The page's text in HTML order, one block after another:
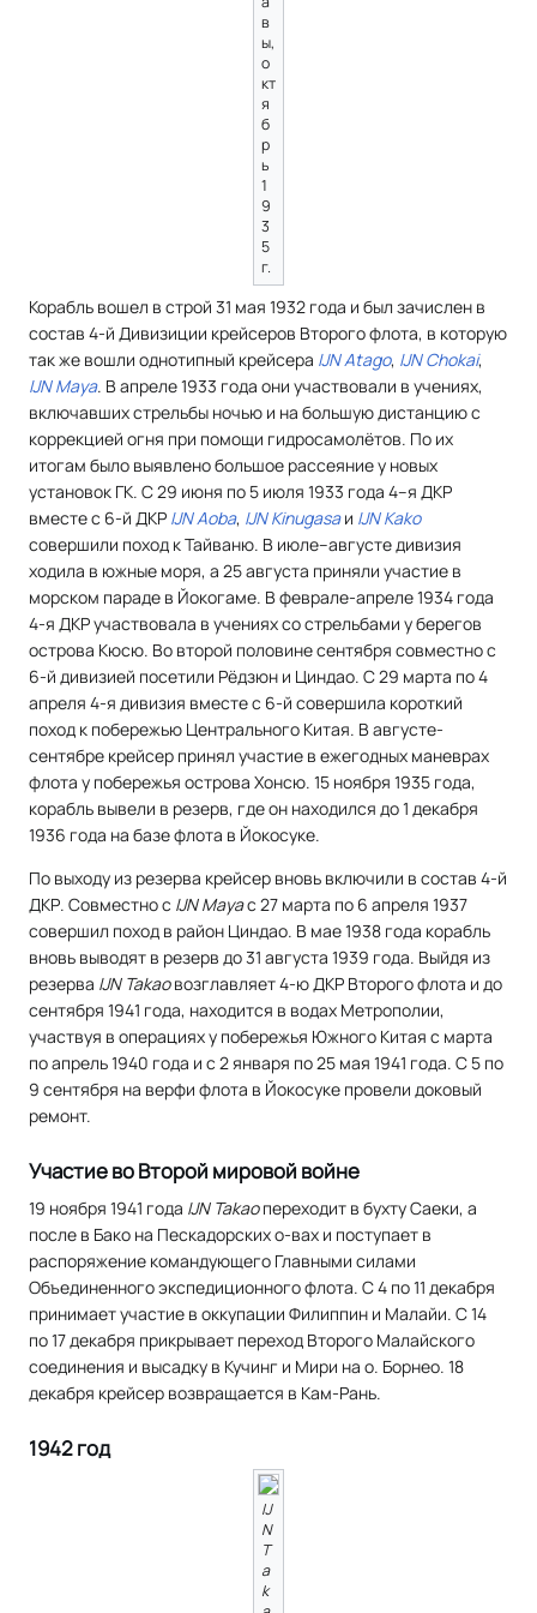
в
ы,
о
кт
я
б
р
ь
1
9
3
5
г.
Корабль вошел в строй 31 мая 1932 года и был зачислен в
состав 4-й Дивизиции крейсеров Второго флота, в которую
так же вошли однотипный крейсера IJN Atago, IJN Chokai,
IJN Maya. В апреле 1933 года они участвовали в учениях,
включавших стрельбы ночью и на большую дистанцию с
коррекцией огня при помощи гидросамолётов. По их
итогам было выявлено большое рассеяние у новых
установок ГК. С 29 июня по 5 июля 1933 года 4–я ДКР
вместе с 6-й ДКР IJN Aoba, IJN Kinugasaи IJN Kako
совершили поход к Тайваню. В июле–августе дивизия
ходила в южные моря, а 25 августа приняли участие в
морском параде в Йокогаме. В феврале-апреле 1934 года
4-я ДКР участвовала в учениях со стрельбами у берегов
острова Кюсю. Во второй половине сентября совместно с
6-й дивизией посетили Рёдзюн и Циндао. С 29 марта по 4
апреля 4-я дивизия вместе с 6-й совершила короткий
поход к побережью Центрального Китая. В августе-
сентябре крейсер принял участие в ежегодных маневрах
флота у побережья острова Хонсю. 15 ноября 1935 года,
корабль вывели в резерв, где он находился до 1 декабря
1936 года на базе флота в Йокосуке.
По выходу из резерва крейсер вновь включили в состав 4-й
ДКР. Совместно с IJN Mayaс 27 марта по 6 апреля 1937
совершил поход в район Циндао. В мае 1938 года корабль
вновь выводят в резерв до 31 августа 1939 года. Выйдя из
резерва IJN Takaoвозглавляет 4-ю ДКР Второго флота и до
сентября 1941 года, находится в водах Метрополии,
участвуя в операциях у побережья Южного Китая с марта
по апрель 1940 года и с 2 января по 25 мая 1941 года. С 5 по
9 сентября на верфи флота в Йокосуке провели доковый
ремонт.
Участие во Второй мировой войне
19 ноября 1941 года IJN Takaoпереходит в бухту Саеки, а
после в Бако на Пескадорских о-вах и поступает в
распоряжение командующего Главными силами
Объединенного экспедиционного флота. С 4 по 11 декабря
принимает участие в оккупации Филиппин и Малайи. С 14
по 17 декабря прикрывает переход Второго Малайского
соединения и высадку в Кучинг и Мири на о. Борнео. 18
декабря крейсер возвращается в Кам-Рань.
1942 год
IJ
N
T
a
k